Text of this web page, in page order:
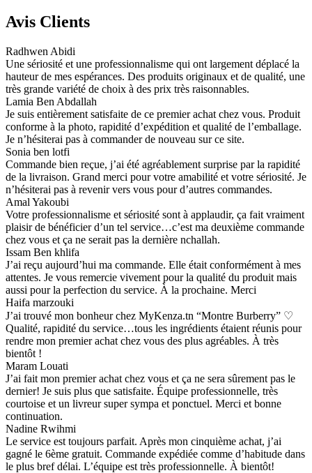
Avis Clients
Radhwen Abidi
Une sériosité et une professionnalisme qui ont largement déplacé la
hauteur de mes espérances. Des produits originaux et de qualité, une
très grande variété de choix à des prix très raisonnables.
Lamia Ben Abdallah
Je suis entièrement satisfaite de ce premier achat chez vous. Produit
conforme à la photo, rapidité d’expédition et qualité de l’emballage.
Je n’hésiterai pas à commander de nouveau sur ce site.
Sonia ben lotfi
Commande bien reçue, j’ai été agréablement surprise par la rapidité
de la livraison. Grand merci pour votre amabilité et votre sériosité. Je
n’hésiterai pas à revenir vers vous pour d’autres commandes.
Amal Yakoubi
Votre professionnalisme et sériosité sont à applaudir, ça fait vraiment
plaisir de bénéficier d’un tel service…c’est ma deuxième commande
chez vous et ça ne serait pas la dernière nchallah.
Issam Ben khlifa
J’ai reçu aujourd’hui ma commande. Elle était conformément à mes
attentes. Je vous remercie vivement pour la qualité du produit mais
aussi pour la perfection du service. À la prochaine. Merci
Haifa marzouki
J’ai trouvé mon bonheur chez MyKenza.tn “Montre Burberry” ♡
Qualité, rapidité du service…tous les ingrédients étaient réunis pour
rendre mon premier achat chez vous des plus agréables. À très
bientôt !
Maram Louati
J’ai fait mon premier achat chez vous et ça ne sera sûrement pas le
dernier! Je suis plus que satisfaite. Équipe professionnelle, très
courtoise et un livreur super sympa et ponctuel. Merci et bonne
continuation.
Nadine Rwihmi
Le service est toujours parfait. Après mon cinquième achat, j’ai
gagné le 6ème gratuit. Commande expédiée comme d’habitude dans
le plus bref délai. L’équipe est très professionnelle. À bientôt!